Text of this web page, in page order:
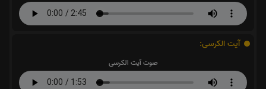
آیت الکرسی:
صوت آیت الکرسی